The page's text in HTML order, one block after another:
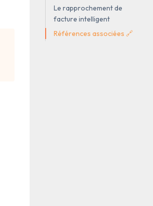
Le rapprochement de
facture intelligent
Références associées 🔗